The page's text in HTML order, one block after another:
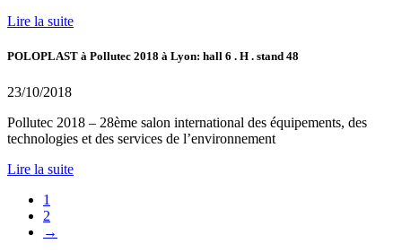
Lire la suite
POLOPLAST à Pollutec 2018 à Lyon: hall 6 . H . stand 48
23/10/2018
Pollutec 2018 – 28ème salon international des équipements, des
technologies et des services de l’environnement
Lire la suite
1
2
→